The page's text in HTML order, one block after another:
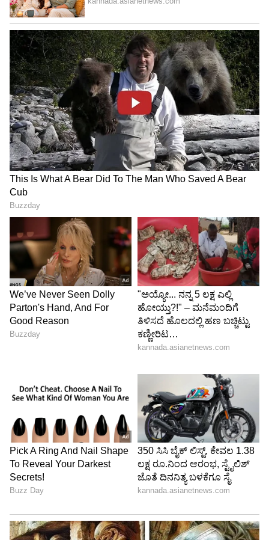
Image Credit :ANI
ಸನ್‌ರೈರ್ಸ್ ವಿರುದ್ಧ ಅಬ್ಬರ
ಸನ್‌ರೈಸರ್ಸ್ ವಿರುದ್ದ ಆರ್‌ಸಿಬಿ ಕೊನೆಯ ಲೀಗ್ ಪಂದ್ಯ
ಆಡಿತ್ತು. ಪಂದ್ಯದಲ್ಲಿ ವೆಂಕಟೇಶ್ ಅಯ್ಯರ್ ಕೇವಲ 19
ಎಸೆತದಲ್ಲಿ 44 ರನ್ ಸಿಡಿಸಿ ಅಬ್ಬರಿಸಿದ್ದರು. ವೆಂಕಟೇಶ್
ಅಯ್ಯರ್ ಅಬ್ಬರದಿಂದ ಆರ್‌ಸಿಬಿ 200 ರನ್ ಗಡಿ ದಾಟಿತ್ತು.
ಸ್ಫೋಟಕ ಬ್ಯಾಟಿಂಗ್ ಪ್ರದರ್ಶನ ಆರ್‌ಸಿಬಿ ಅಭಿಮಾನಿಗಳ
ಸಂಭ್ರಮಕ್ಕೆ ಕಾರಣಾಗಿತ್ತು.
5
5
Image Credit :
ಸೋತರೂ ಮೊದಲ ಸ್ಥಾನದಲ್ಲೇ ಉಳಿದ ಆರ್‌ಸಿಬಿ
ಸನ್‌ರೈಸರ್ಸ್ ಹೈದರಾಬಾದ್ ವಿರುದ್ಧ ಆರ್‌ಸಿಬಿ ಸೋಲು
ಕಂಡರೂ ಅಂಕಪಟ್ಟಿಯಲ್ಲಿ ಮೊದಲ ಸ್ಥಾನದಲ್ಲೇ
ಉಳಿದುಕೊಂಡಿತ್ತು. ಹೀಗಾಗಿ ಮೇ.26ರಂದು ಮೊದಲ
ಕ್ವಾಲಿಫೈಯರ್ ಪಂದ್ಯದಲ್ಲಿ ಗುಜರಾತ್ ಟೈಟಾನ್ಸ್ ವಿರುದ್ದ
ಹೋರಾಟ ನಡೆಸಲಿದೆ.